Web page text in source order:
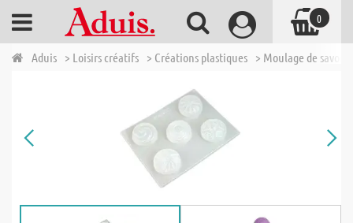
Aduis > Loisirs créatifs > Créations plastiques > Moulage de savons
0